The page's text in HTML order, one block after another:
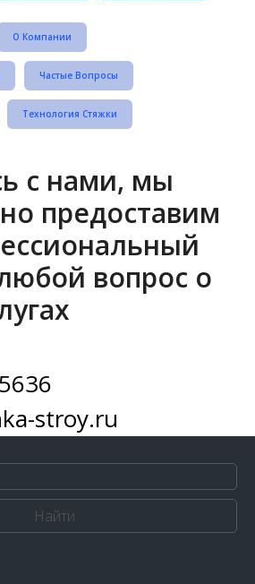
О Компании
Частые Вопросы
Технология Стяжки
с нами, мы
предоставим
вопрос о
stroy.ru
Найти